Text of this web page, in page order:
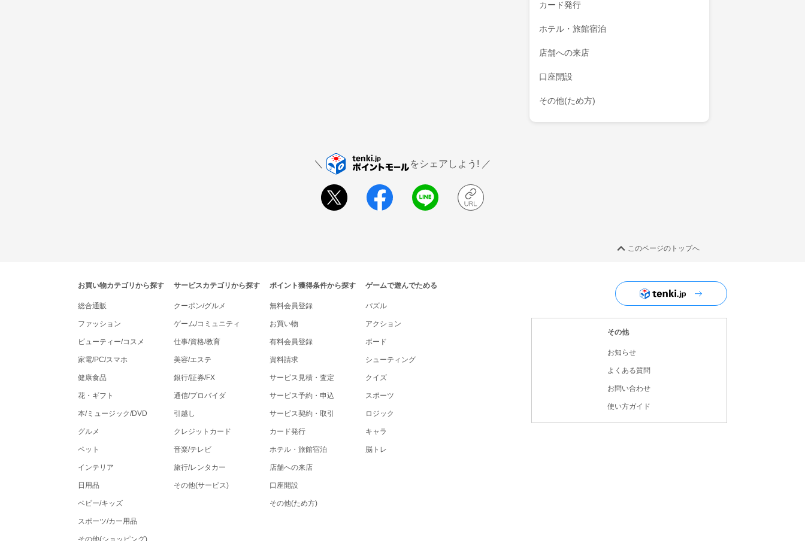
カード発行
ホテル・旅館宿泊
店舗への来店
口座開設
その他(ため方)
をシェアしよう!
このページのトップへ
tenki.jpポイントモールナビゲーション
お買い物カテゴリから探す
総合通販
ファッション
ビューティー/コスメ
家電/PC/スマホ
健康食品
花・ギフト
本/ミュージック/DVD
グルメ
ペット
インテリア
日用品
ベビー/キッズ
スポーツ/カー用品
その他(ショッピング)
サービスカテゴリから探す
クーポン/グルメ
ゲーム/コミュニティ
仕事/資格/教育
美容/エステ
銀行/証券/FX
通信/プロバイダ
引越し
クレジットカード
音楽/テレビ
旅行/レンタカー
その他(サービス)
ポイント獲得条件から探す
無料会員登録
お買い物
有料会員登録
資料請求
サービス見積・査定
サービス予約・申込
サービス契約・取引
カード発行
ホテル・旅館宿泊
店舗への来店
口座開設
その他(ため方)
ゲームで遊んでためる
パズル
アクション
ボード
シューティング
クイズ
スポーツ
ロジック
キャラ
脳トレ
ユーザーナビゲーション
その他
お知らせ
よくある質問
お問い合わせ
使い方ガイド